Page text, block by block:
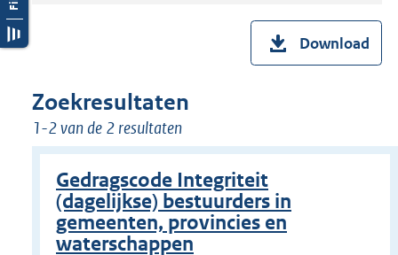
Download
Zoekresultaten
1-2 van de 2 resultaten
Gedragscode Integriteit
(dagelijkse) bestuurders in
gemeenten, provincies en
waterschappen